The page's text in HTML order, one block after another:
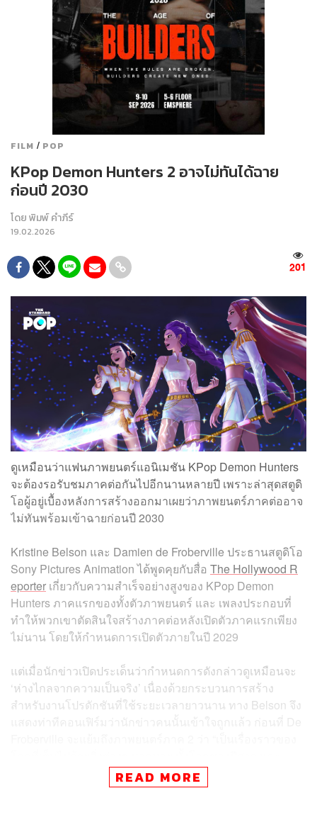
FILM / POP
KPop Demon Hunters 2 อาจไม่ทันได้ฉาย
ก่อนปี 2030
โดยพิมพ์ คำภีร์
19.02.2026
201
ดูเหมือนว่าแฟนภาพยนตร์แอนิเมชัน KPop Demon Hunters
จะต้องรอรับชมภาคต่อกันไปอีกนานหลายปี เพราะล่าสุดสตูดิ
โอผู้อยู่เบื้องหลังการสร้างออกมาเผยว่าภาพยนตร์ภาคต่ออาจ
ไม่ทันพร้อมเข้าฉายก่อนปี 2030
Kristine Belson และ Damien de Froberville ประธานสตูดิโอ
Sony Pictures Animation ได้พูดคุยกับสื่อ The Hollywood R
eporter เกี่ยวกับความสำเร็จอย่างสูงของ KPop Demon
Hunters ภาคแรกของทั้งตัวภาพยนตร์ และ เพลงประกอบที่
ทำให้พวกเขาตัดสินใจสร้างภาคต่อหลังเปิดตัวภาคแรกเพียง
ไม่นาน โดยให้กำหนดการเปิดตัวภายในปี 2029
แต่เมื่อนักข่าวเปิดประเด็นว่ากำหนดการดังกล่าวดูเหมือนจะ
‘ห่างไกลจากความเป็นจริง’ เนื่องด้วยกระบวนการสร้าง
สำหรับงานโปรดักชันที่ใช้ระยะเวลายาวนาน ทาง Belson จึง
โลกแห่งป๊อปสตาร์ และ สิ่งที่เกิดขึ้นกับ Jinu มีอะไรหลาย
อย่างให้เราได้ขยายเรื่องราวได้มากมายเหลือเกิน”
READ MORE